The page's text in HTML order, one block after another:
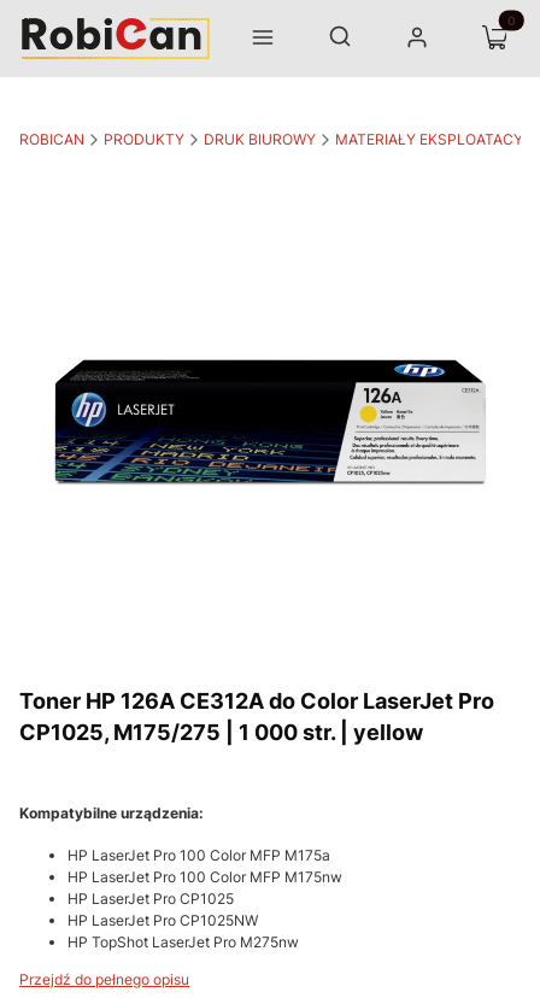
Menu Otwórz wyszukiwarkę
Szukaj Zaloguj się Koszyk
ROBICAN PRODUKTY DRUK BIUROWY MATERIAŁY
Toner HP 126A CE312A do Color LaserJet Pro
CP1025, M175/275 | 1 000 str. | yellow
Kompatybilne urządzenia:
HP LaserJet Pro 100 Color MFP M175a
HP LaserJet Pro 100 Color MFP M175nw
HP LaserJet Pro CP1025
HP LaserJet Pro CP1025NW
HP TopShot LaserJet Pro M275nw
Przejdź do pełnego opisu